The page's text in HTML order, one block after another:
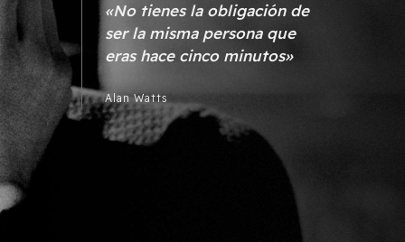
«No tienes la obligación de
ser la misma persona que
eras hace cinco minutos»
Alan Watts